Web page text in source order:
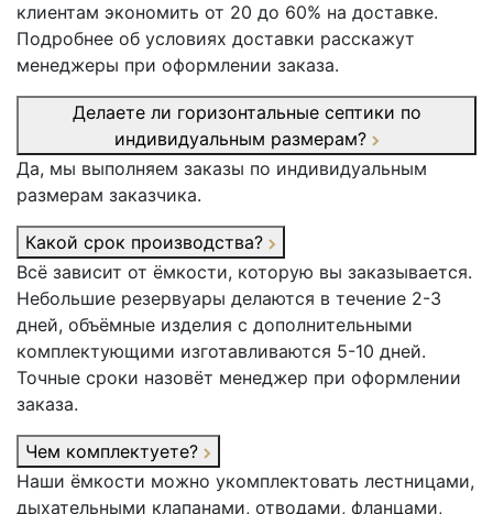
клиентам экономить от 20 до 60% на доставке.
Подробнее об условиях доставки расскажут
менеджеры при оформлении заказа.
Делаете ли горизонтальные септики по
индивидуальным размерам?
Да, мы выполняем заказы по индивидуальным
размерам заказчика.
Какой срок производства?
Всё зависит от ёмкости, которую вы заказывается.
Небольшие резервуары делаются в течение 2-3
дней, объёмные изделия с дополнительными
комплектующими изготавливаются 5-10 дней.
Точные сроки назовёт менеджер при оформлении
заказа.
Чем комплектуете?
Наши ёмкости можно укомплектовать лестницами,
дыхательными клапанами, отводами, фланцами,